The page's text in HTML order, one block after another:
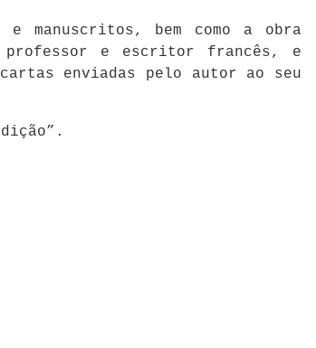
manuscritos, bem como a obra
professor e escritor francês, e
enviadas pelo autor ao seu